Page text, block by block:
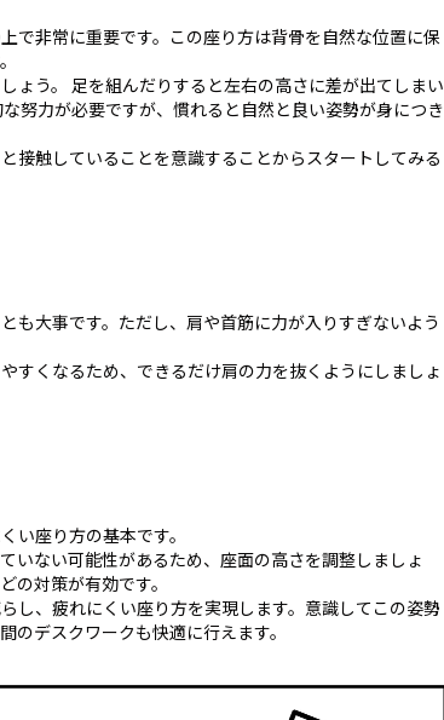
で非常に重要です。この座り方は背骨を自然な位置に保
ょう。 足を組んだりすると左右の高さに差が出てしまい
努力が必要ですが、慣れると自然と良い姿勢が身につき
接触していることを意識することからスタートしてみる
も大事です。ただし、肩や首筋に力が入りすぎないよう
すくなるため、できるだけ肩の力を抜くようにしましょ
い座り方の基本です。
いない可能性があるため、座面の高さを調整しましょ
の対策が有効です。
し、疲れにくい座り方を実現します。意識してこの姿勢
のデスクワークも快適に行えます。